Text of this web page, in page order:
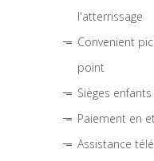
l'atterrissage
Convenient
point
Sièges
Paiement en
Assistance